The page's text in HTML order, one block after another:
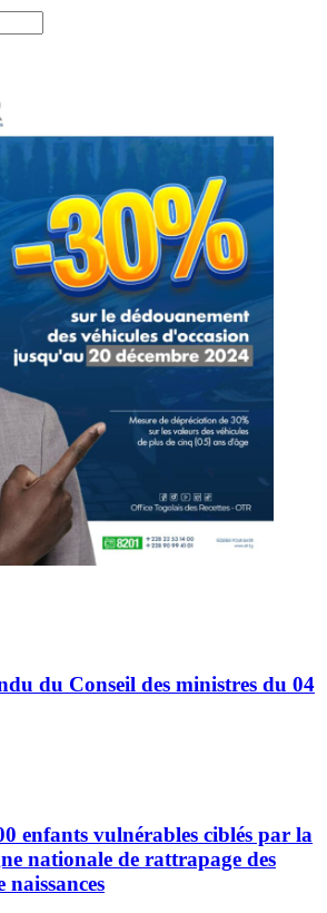
du Conseil des ministres du 04
enfants vulnérables ciblés par la
nationale de rattrapage des
naissances